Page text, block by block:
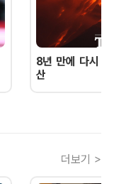
8년 만에 다시
산
더보기 >